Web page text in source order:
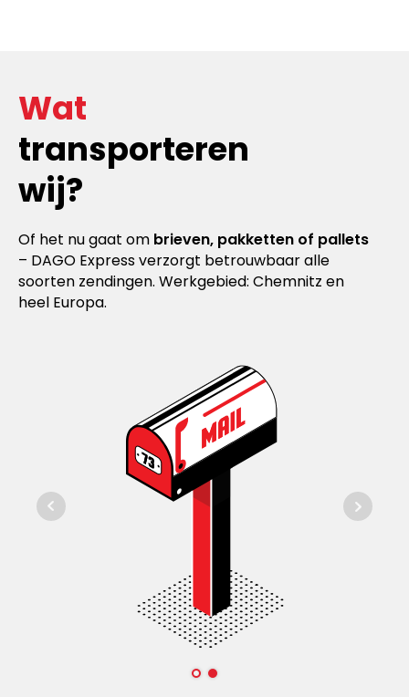
Wat
transporteren
wij?
Of het nu gaat om brieven, pakketten of pallets
– DAGO Express verzorgt betrouwbaar alle
soorten zendingen. Werkgebied: Chemnitz en
heel Europa.